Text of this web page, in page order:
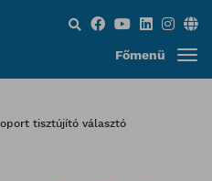
Keresés...
Főmenü
tisztújító választó